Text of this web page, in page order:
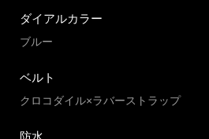
ダイアルカラー
ブルー
ベルト
クロコダイル×ラバーストラップ
防水